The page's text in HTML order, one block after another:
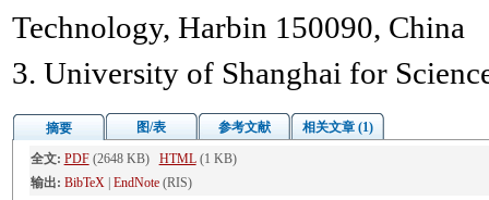
Technology, Harbin 150090, China
3. University of Shanghai for
摘要 图/表 参考文献 相关文章 (1)
全文: PDF(2648 KB) HTML(1 KB)
输出: BibTeX| EndNote(RIS)